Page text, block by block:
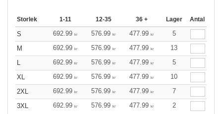
Storlek 1-11 12-35 36 + Lager Antal
S 692.99 kr 576.99 kr 477.99 kr
5
M
692.99 kr 576.99 kr 477.99 kr
13
L
692.99 kr 576.99 kr 477.99 kr
5
XL
692.99 kr 576.99 kr 477.99 kr
10
2XL
692.99 kr 576.99 kr 477.99 kr
7
3XL
692.99 kr 576.99 kr 477.99 kr 2